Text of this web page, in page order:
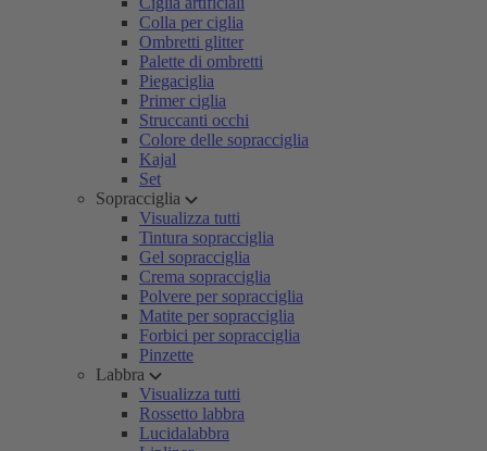
Colla per ciglia
Ombretti glitter
Palette di ombretti
Piegaciglia
Primer ciglia
Struccanti occhi
Colore delle sopracciglia
Kajal
Set
Sopracciglia
Visualizza tutti
Tintura sopracciglia
Gel sopracciglia
Crema sopracciglia
Polvere per sopracciglia
Matite per sopracciglia
Forbici per sopracciglia
Pinzette
Labbra
Visualizza tutti
Rossetto labbra
Lucidalabbra